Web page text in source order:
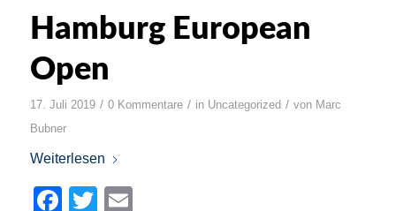
Hamburg European
Open
17. Juli 2019 / 0 Kommentare / in Uncategorized / von Marc
Bubner
Weiterlesen
Facebook
Twitter